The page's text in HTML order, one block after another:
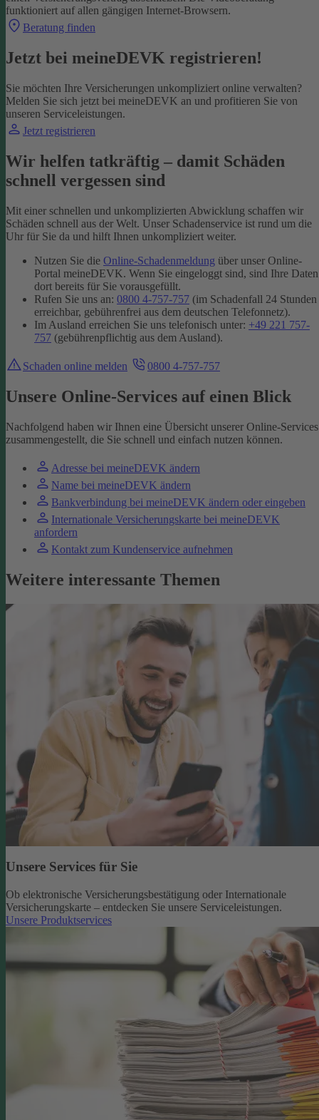
funktioniert auf allen gängigen Internet-Browsern.
Beratung finden
Jetzt bei meineDEVK registrieren!
Sie möchten Ihre Versicherungen unkompliziert online verwalten?
Melden Sie sich jetzt bei meineDEVK an und profitieren Sie von
unseren Serviceleistungen.
Jetzt registrieren
Wir helfen tatkräftig – damit Schäden
schnell vergessen sind
Mit einer schnellen und unkomplizierten Abwicklung schaffen wir
Schäden schnell aus der Welt. Unser Schadenservice ist rund um die
Uhr für Sie da und hilft Ihnen unkompliziert weiter.
Nutzen Sie die Online-Schadenmeldung über unser Online-
Portal meineDEVK. Wenn Sie eingeloggt sind, sind Ihre Daten
dort bereits für Sie vorausgefüllt.
Rufen Sie uns an: 0800 4-757-757 (im Schadenfall 24 Stunden
erreichbar, gebührenfrei aus dem deutschen Telefonnetz).
Im Ausland erreichen Sie uns telefonisch unter: +49 221 757-
757 (gebührenpflichtig aus dem Ausland).
Schaden online melden 0800 4-757-757
Unsere Online-Services auf einen Blick
Nachfolgend haben wir Ihnen eine Übersicht unserer Online-Services
zusammengestellt, die Sie schnell und einfach nutzen können.
Adresse bei meineDEVK ändern
Name bei meineDEVK ändern
Bankverbindung bei meineDEVK ändern oder eingeben
Internationale Versicherungskarte bei meineDEVK
anfordern
Kontakt zum Kundenservice aufnehmen
Weitere interessante Themen
Unsere Services für Sie
Ob elektronische Versicherungsbestätigung oder Internationale
Versicherungskarte – entdecken Sie unsere Serviceleistungen.
Unsere Produktservices